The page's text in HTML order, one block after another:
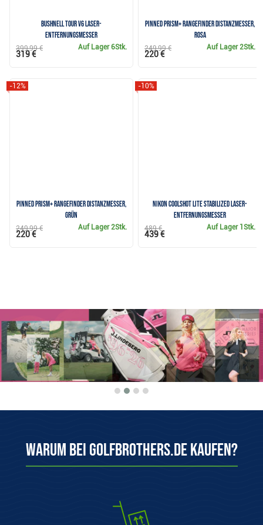
Bushnell Tour V6 Laser-
Entfernungsmesser
Auf Lager6Stk.
399,99 €
319 €
Pinned Prism+ Rangefinder Distanzmesser,
rosa
Auf Lager 2Stk.
249,99 €
220 €
Pinned Prism+ Rangefinder Distanzmesser,
grün
-12%
Auf Lager2Stk.
249,99 €
220 €
Nikon Coolshot Lite Stabilized Laser-
Entfernungsmesser
-10%
Auf Lager 1Stk.
489 €
439 €
Warum bei Golfbrothers.de kaufen?